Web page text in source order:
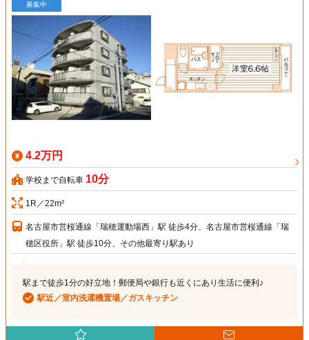
募集中
4.2万円
学校まで自転車 10分
1R／22m²
名古屋市営桜通線「瑞穂運動場西」駅 徒歩4分、名古屋市営桜通線「瑞
穂区役所」駅 徒歩10分、その他最寄り駅あり
駅まで徒歩1分の好立地！郵便局や銀行も近くにあり生活に便利♪
駅近／室内洗濯機置場／ガスキッチン